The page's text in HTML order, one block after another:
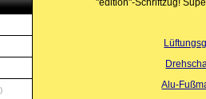
"edition"-Schriftzug!
Alu-